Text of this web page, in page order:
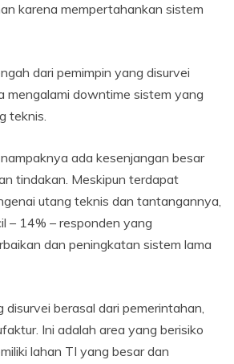
karena mempertahankan sistem
dari pemimpin yang disurvei
mengalami downtime sistem yang
teknis.
ada kesenjangan besar
tindakan. Meskipun terdapat
utang teknis dan tantangannya,
– 14% – responden yang
dan peningkatan sistem lama
disurvei berasal dari pemerintahan,
Ini adalah area yang berisiko
lahan TI yang besar dan